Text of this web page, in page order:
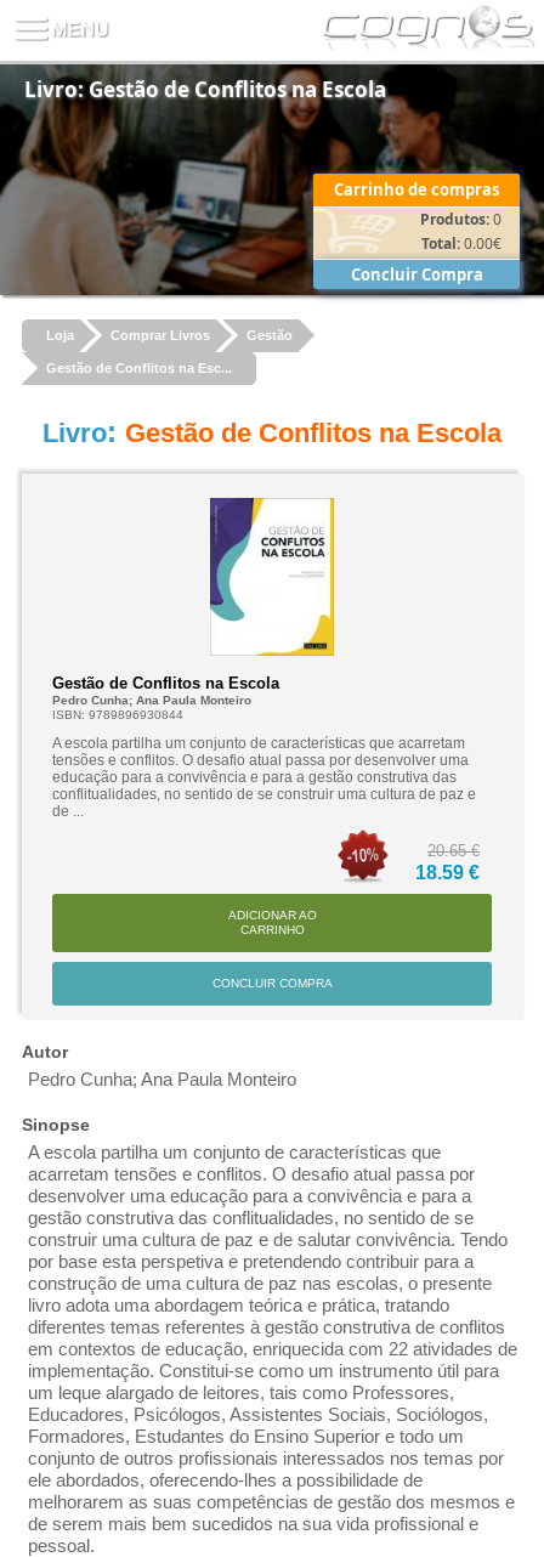
Carrinho de compras
Produtos:0
Total:0.00€
Concluir Compra
Livro: Gestão de Conflitos na Escola
Loja Comprar Livros Gestão
Gestão de Conflitos na Esc...
Livro: Gestão de Conflitos na Escola
Gestão de Conflitos na Escola
Pedro Cunha; Ana Paula Monteiro
ISBN: 9789896930844
A escola partilha um conjunto de características que acarretam
tensões e conflitos. O desafio atual passa por desenvolver uma
educação para a convivência e para a gestão construtiva das
conflitualidades, no sentido de se construir uma cultura de paz e
de ...
20.65 €
18.59 €
ADICIONAR AO
CARRINHO
CONCLUIR COMPRA
Autor
Pedro Cunha; Ana Paula Monteiro
Sinopse
A escola partilha um conjunto de características que
acarretam tensões e conflitos. O desafio atual passa por
desenvolver uma educação para a convivência e para a
gestão construtiva das conflitualidades, no sentido de se
construir uma cultura de paz e de salutar convivência. Tendo
por base esta perspetiva e pretendendo contribuir para a
construção de uma cultura de paz nas escolas, o presente
livro adota uma abordagem teórica e prática, tratando
diferentes temas referentes à gestão construtiva de conflitos
em contextos de educação, enriquecida com 22 atividades de
implementação. Constitui-se como um instrumento útil para
um leque alargado de leitores, tais como Professores,
Educadores, Psicólogos, Assistentes Sociais, Sociólogos,
Formadores, Estudantes do Ensino Superior e todo um
conjunto de outros profissionais interessados nos temas por
ele abordados, oferecendo-lhes a possibilidade de
melhorarem as suas competências de gestão dos mesmos e
de serem mais bem sucedidos na sua vida profissional e
pessoal.